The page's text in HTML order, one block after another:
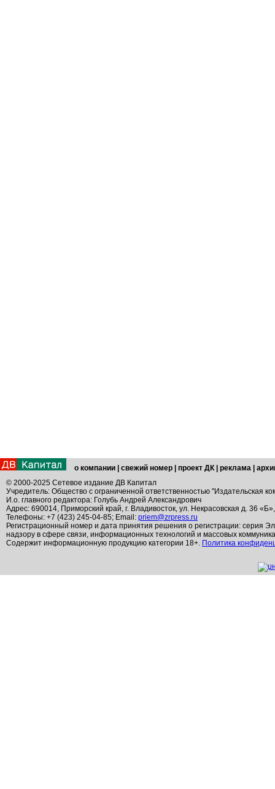
о компании свежий номер проект ДК реклама
© 2000-2025 Сетевое издание ДВ Капитал
Учредитель: Общество с ограниченной ответственностью "Издательская
И.о. главного редактора: Голубь Андрей Александрович
Адрес: 690014, Приморский край, г. Владивосток, ул. Некрасовская д. 36
Телефоны: +7 (423) 245-04-85; Email: priem@zrpress.ru
Регистрационный номер и дата принятия решения о регистрации: серия
надзору в сфере связи, информационных технологий и массовых
Содержит информационную продукцию категории 18+. Политика